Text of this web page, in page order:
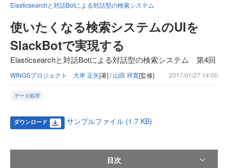
Elasticsearchと対話Botによる対話型の検索システム
使いたくなる検索システムのUIを
SlackBotで実現する
Elasticsearchと対話Botによる対話型の検索システム 第4回
WINGSプロジェクト 大串 正矢[著] /山田 祥寛[監修] 2017/01/27 14:00
データ処理
ダウンロード サンプルファイル (1.7 KB)
目次